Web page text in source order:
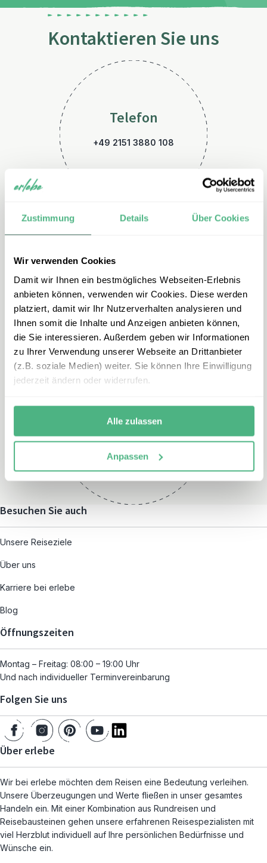
Zustimmung Details Über Cookies
Wir verwenden Cookies
Damit wir Ihnen ein bestmögliches Webseiten-Erlebnis
anbieten können, verwenden wir Cookies. Diese werden
platziert, damit wir Ihr Nutzerverhalten analysieren und
Ihnen somit die Inhalte und Anzeigen anbieten können,
die Sie interessieren. Außerdem geben wir Informationen
zu Ihrer Verwendung unserer Webseite an Drittanbieter
(z.B. soziale Medien) weiter. Sie können Ihre Einwilligung
jederzeit ändern oder widerrufen.
Alle zulassen
Anpassen
Kontaktieren Sie uns
Telefon
+49 2151 3880 108
E-Mail
indonesien@erlebe.de
Montag – Freitag:
und nach individueller
Terminvereinbarung
Besuchen Sie auch
Unsere Reiseziele
Über uns
Karriere bei erlebe
Blog
Öffnungszeiten
Montag – Freitag: 08:00 – 19:00 Uhr
Und nach individueller Terminvereinbarung
Folgen Sie uns
Über erlebe
Wir bei erlebe möchten dem Reisen eine Bedeutung verleihen.
Unsere Überzeugungen und Werte fließen in unser gesamtes
Handeln ein. Mit einer Kombination aus Rundreisen und
Reisebausteinen gehen unsere erfahrenen Reisespezialisten mit
viel Herzblut individuell auf Ihre persönlichen Bedürfnisse und
Wünsche ein.